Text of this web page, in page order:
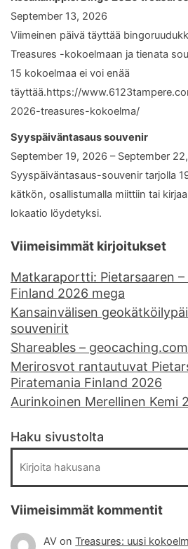
September 13, 2026
Viimeinen päivä täyttää
Treasures -kokoelmaan ja tienata
15 kokoelmaa ei voi enää
täyttää.https://
2026-treasures-kokoelma/
Syyspäiväntasaus souvenir
September 19, 2026 – September
Syyspäiväntasaus-souvenir tarjolla
kätkön, osallistumalla miittiin tai
lokaatio löydetyksi.
Viimeisimmät kirjoitukset
Matkaraportti: Pietarsaaren –
Finland 2026 mega
Kansainvälisen
souvenirit
Shareables –
Merirosvot rantautuvat
Piratemania Finland 2026
Aurinkoinen Merellinen Kemi
Haku sivustolta
Viimeisimmät kommentit
AV onTreasures: uusi